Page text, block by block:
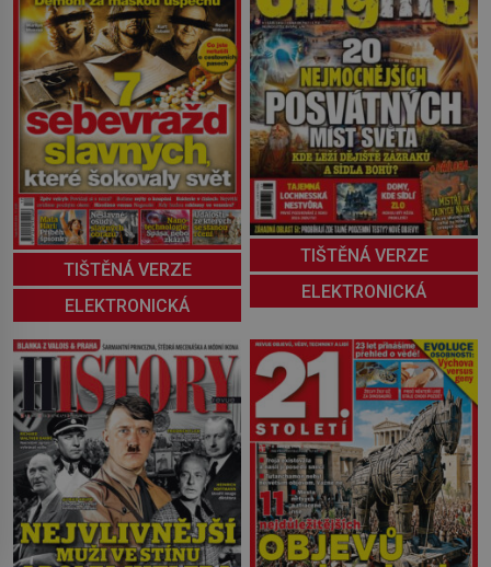
TIŠTĚNÁ VERZE
ELEKTRONICKÁ
TIŠTĚNÁ VERZE
ELEKTRONICKÁ